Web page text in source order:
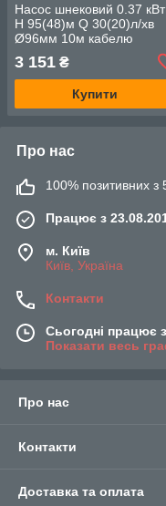
Насос шнековий 0.37 кВт
H 95(48)м Q 30(20)л/хв
Ø96мм 10м кабелю
WETRON (4QGDMw1.2-
50-0.37) (778231)
3 151 ₴
Купити
Про нас
100% позитивних з
Працює з
м. Київ
Київ, Україна
Контакти
Сьогодні працює
Показати весь
Про нас
Контакти
Доставка та оплата